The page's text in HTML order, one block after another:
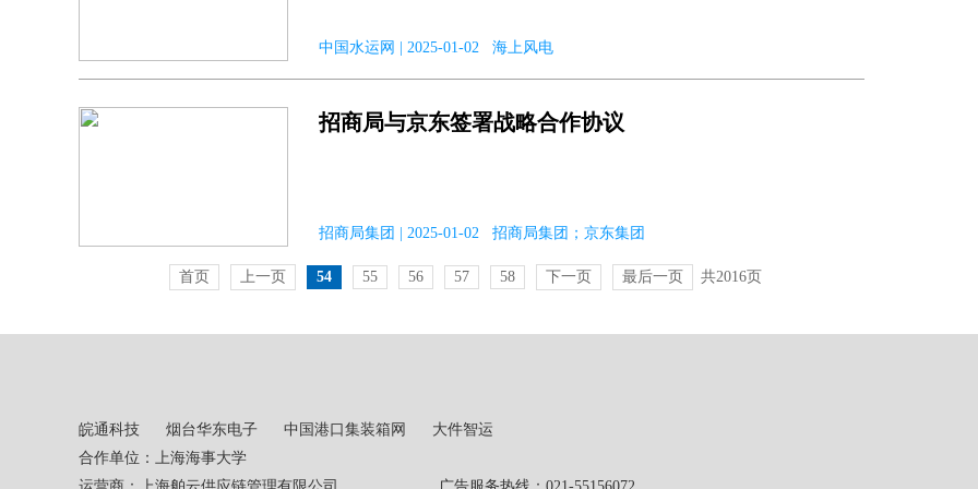
中国水运网 | 2025-01-02 海上风电
招商局与京东签署战略合作协议
招商局集团 | 2025-01-02 招商局集团；京东集团
首页 上一页 54 55 56 57 58 下一页 最后一页 共2016页
皖通科技 烟台华东电子 中国港口集装箱网
大件智运
合作单位：上海海事大学